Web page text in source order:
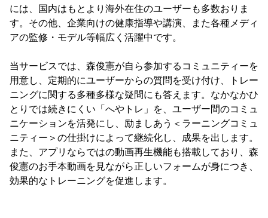
には、国内はもとより海外在住のユーザーも多数おりま
す。その他、企業向けの健康指導や講演、また各種メディ
アの監修・モデル等幅広く活躍中です。
当サービスでは、森俊憲が自ら参加するコミュニティーを
用意し、定期的にユーザーからの質問を受け付け、トレー
ニングに関する多種多様な疑問にも答えます。なかなかひ
とりでは続きにくい「へやトレ」を、ユーザー間のコミュ
ニケーションを活発にし、励ましあう＜ラーニングコミュ
ニティー＞の仕掛けによって継続化し、成果を出します。
また、アプリならではの動画再生機能も搭載しており、森
俊憲のお手本動画を見ながら正しいフォームが身につき、
効果的なトレーニングを促進します。